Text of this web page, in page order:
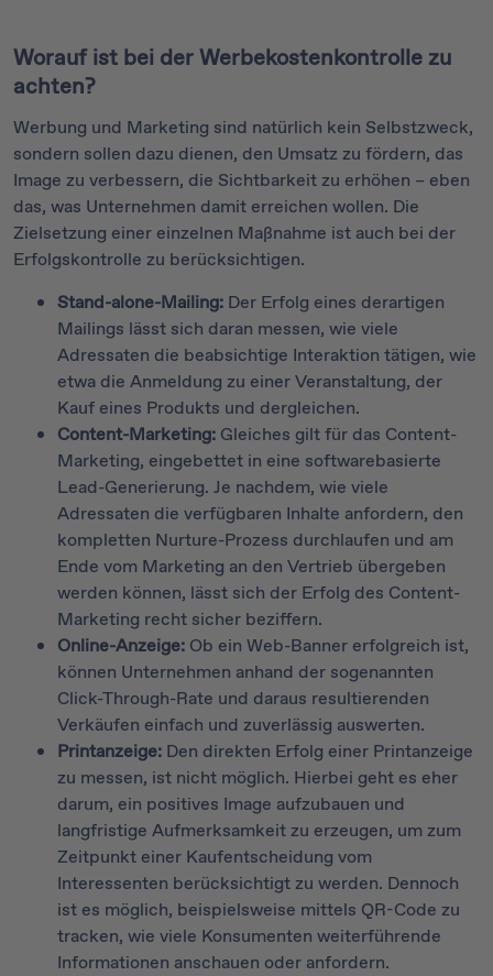
Worauf ist bei der Werbekostenkontrolle zu
achten?
Werbung und Marketing sind natürlich kein Selbstzweck,
sondern sollen dazu dienen, den Umsatz zu fördern, das
Image zu verbessern, die Sichtbarkeit zu erhöhen – eben
das, was Unternehmen damit erreichen wollen. Die
Zielsetzung einer einzelnen Maßnahme ist auch bei der
Erfolgskontrolle zu berücksichtigen.
Stand-alone-Mailing: Der Erfolg eines derartigen
Mailings lässt sich daran messen, wie viele
Adressaten die beabsichtige Interaktion tätigen, wie
etwa die Anmeldung zu einer Veranstaltung, der
Kauf eines Produkts und dergleichen.
Content-Marketing: Gleiches gilt für das Content-
Marketing, eingebettet in eine softwarebasierte
Lead-Generierung. Je nachdem, wie viele
Adressaten die verfügbaren Inhalte anfordern, den
kompletten Nurture-Prozess durchlaufen und am
Ende vom Marketing an den Vertrieb übergeben
werden können, lässt sich der Erfolg des Content-
Marketing recht sicher beziffern.
Online-Anzeige: Ob ein Web-Banner erfolgreich ist,
können Unternehmen anhand der sogenannten
Click-Through-Rate und daraus resultierenden
Verkäufen einfach und zuverlässig auswerten.
Printanzeige: Den direkten Erfolg einer Printanzeige
zu messen, ist nicht möglich. Hierbei geht es eher
darum, ein positives Image aufzubauen und
langfristige Aufmerksamkeit zu erzeugen, um zum
Zeitpunkt einer Kaufentscheidung vom
Interessenten berücksichtigt zu werden. Dennoch
ist es möglich, beispielsweise mittels QR-Code zu
tracken, wie viele Konsumenten weiterführende
Informationen anschauen oder anfordern.